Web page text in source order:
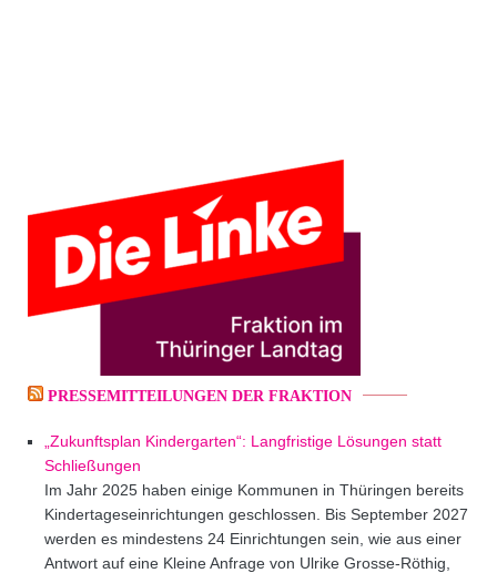
PRESSEMITTEILUNGEN DER FRAKTION
„Zukunftsplan Kindergarten“: Langfristige Lösungen statt
Schließungen
Im Jahr 2025 haben einige Kommunen in Thüringen bereits
Kindertageseinrichtungen geschlossen. Bis September 2027
werden es mindestens 24 Einrichtungen sein, wie aus einer
Antwort auf eine Kleine Anfrage von Ulrike Grosse-Röthig,